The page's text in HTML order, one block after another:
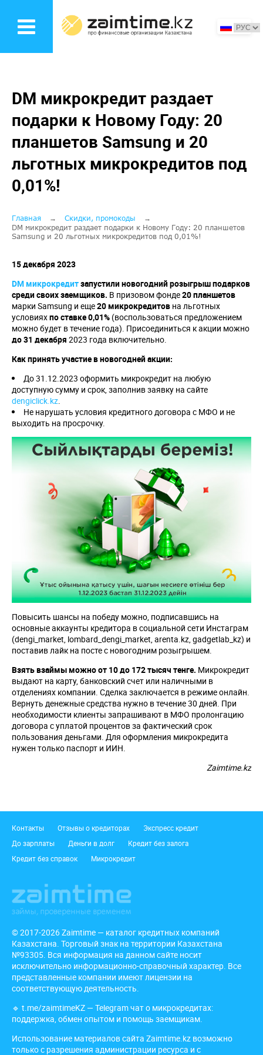
основному
DM микрокредит раздает
подарки к Новому Году: 20
планшетов Samsung и 20
льготных микрокредитов под
0,01%!
Строка
навигации
Главная
Скидки, промокоды
DM микрокредит раздает подарки к Новому Году: 20 планшетов
Samsung и 20 льготных микрокредитов под 0,01%!
15 декабря 2023
DM микрокредитзапустили новогодний розыгрыш подарков
среди своих заемщиков. В призовом фонде20 планшетов
марки Samsung и еще20 микрокредитов на льготных
условияхпо ставке 0,01% (воспользоваться предложением
можно будет в течение года). Присоединиться к акции можно
до 31 декабря 2023 года включительно.
Как принять участие в новогодней акции:
До 31.12.2023 оформить микрокредит на любую
доступную сумму и срок, заполнив заявку на сайте
dengiclick.kz.
Не нарушать условия кредитного договора с МФО и не
выходить на просрочку.
Повысить шансы на победу можно, подписавшись на
основные аккаунты кредитора в социальной сети Инстаграм
(dengi_market, lombard_dengi_market, arenta.kz, gadgetlab_kz) и
поставив лайк на посте с новогодним розыгрышем.
Взять взаймы можно от 10 до 172 тысяч тенге. Микрокредит
выдают на карту, банковский счет или наличными в
отделениях компании. Сделка заключается в режиме онлайн.
Вернуть денежные средства нужно в течение 30 дней. При
необходимости клиенты запрашивают в МФО пролонгацию
договора с уплатой процентов за фактический срок
пользования деньгами. Для оформления микрокредита
нужен только паспорт и ИИН.
Zaimtime.kz
Подвал
Контакты Отзывы о кредиторах
Экспресс кредит
До зарплаты
Деньги в долг
Кредит без залога
Кредит без справок
Микрокредит
© 2017-2026 Zaimtime — каталог кредитных компаний
Казахстана. Торговый знак на территории Казахстана
№93305. Вся информация на данном сайте носит
исключительно информационно-справочный характер. Все
представленные компании имеют лицензии на
соответствующую деятельность.
🔹 t.me/zaimtimeKZ — Telegram чат о микрокредитах:
поддержка, обмен опытом и помощь заемщикам.
Использование материалов сайта Zaimtime.kz возможно
только с разрешения администрации ресурса и с